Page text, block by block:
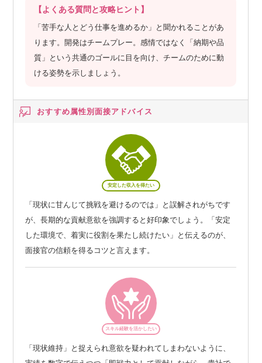
【よくある質問と攻略ヒント】
「苦手な人とどう仕事を進めるか」と聞かれることがあ
ります。開発はチームプレー。感情ではなく「納期や品
質」という共通のゴールに目を向け、チームのために動
ける姿勢を示しましょう。
おすすめ属性別面接アドバイス
安定した収入を得たい
「現状に甘んじて挑戦を避けるのでは」と誤解されがちです
が、長期的な貢献意欲を強調すると好印象でしょう。「安定
した環境で、着実に役割を果たし続けたい」と伝えるのが、
面接官の信頼を得るコツと言えます。
スキル経験を活かしたい
「現状維持」と捉えられ意欲を疑われてしまわないように、